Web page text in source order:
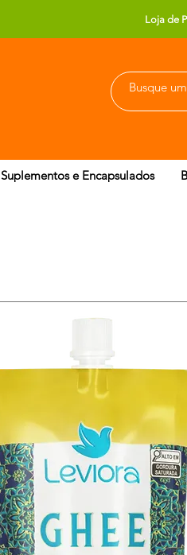
Loja de
Suplementos e Encapsulados